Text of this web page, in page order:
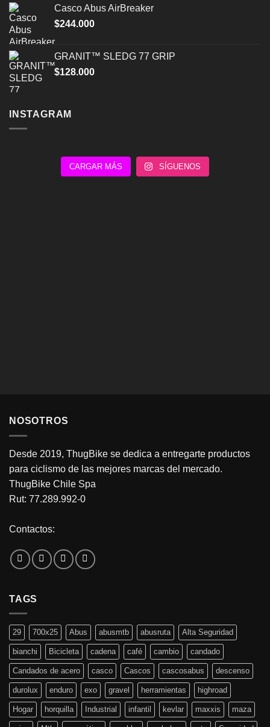
Casco Abus AirBreaker
$244.000
GRANIT™ SLEDG 77 GRIP
$128.000
INSTAGRAM
CARGAR MÁS SÍGUENOS
NOSOTROS
Desde 2019, ThugBike se dedica a entregarte productos
para ciclismo de las mejores marcas del mercado.
ThugBike Chile Spa
Rut: 77.289.992-0
Contactos:
TAGS
29 700x25 Abus abusmtb abusruta Alta Seguridad
bianchi Bicicleta cadena café cambio candado
Candados de acero casco Cascos cascosabus descenso
durolux enduro exo gravel herramientas highroad
Hogar horquilla Industrial infantil kevlar maxxis maza